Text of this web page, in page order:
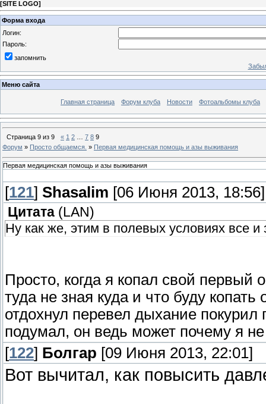
[SITE LOGO]
Форма входа
Логин:
Пароль:
запомнить
Меню сайта
Главная страница Форум клуба Новости Фотоальбомы клуба
Страница 9 из 9 « 1 2 7 8 9
Форум » Просто общаемся. » Первая медицинская помощь и азы выживания
Первая медицинская помощь и азы выживания
[121] Shasalim [06 Июня 2013, 18:56]
Цитата ( LAN )
Ну как же, этим в полевых условиях все и
Просто, когда я копал свой первый
туда не зная куда и что буду
отдохнул перевел дыхание покурил
подумал, он ведь может почему я
[122] Болгар [09 Июня 2013, 22:01]
Вот вычитал, как повысить